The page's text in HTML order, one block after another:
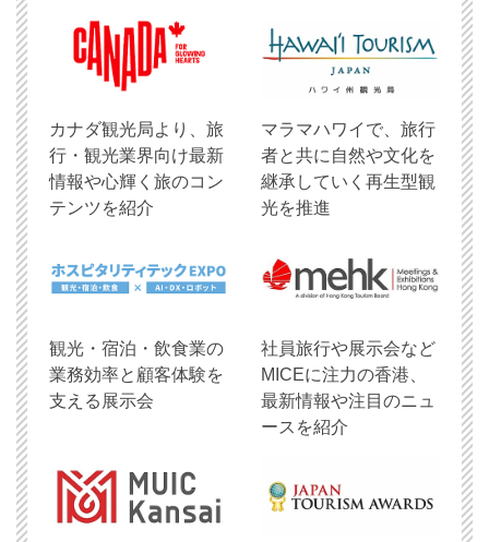
​カナダ観光局より、旅
行・観光業界向け最新
情報や心輝く旅のコン
テンツを紹介
マラマハワイで、旅行
者と共に自然や文化を
継承していく再生型観
光を推進
観光・宿泊・飲食業の
業務効率と顧客体験を
支える展示会
社員旅行や展示会など
MICEに注力の香港、
最新情報や注目のニュ
ースを紹介